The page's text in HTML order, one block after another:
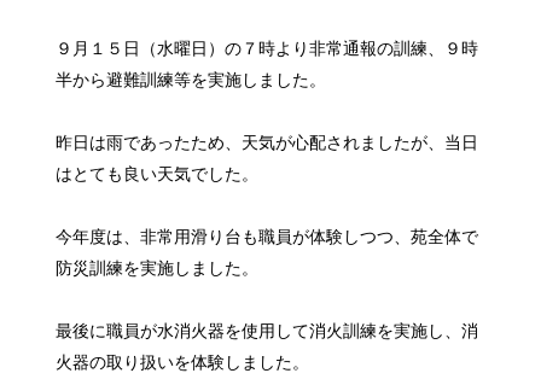
９月１５日（水曜日）の７時より非常通報の訓練、９時
半から避難訓練等を実施しました。
昨日は雨であったため、天気が心配されましたが、当日
はとても良い天気でした。
今年度は、非常用滑り台も職員が体験しつつ、苑全体で
防災訓練を実施しました。
最後に職員が水消火器を使用して消火訓練を実施し、消
火器の取り扱いを体験しました。